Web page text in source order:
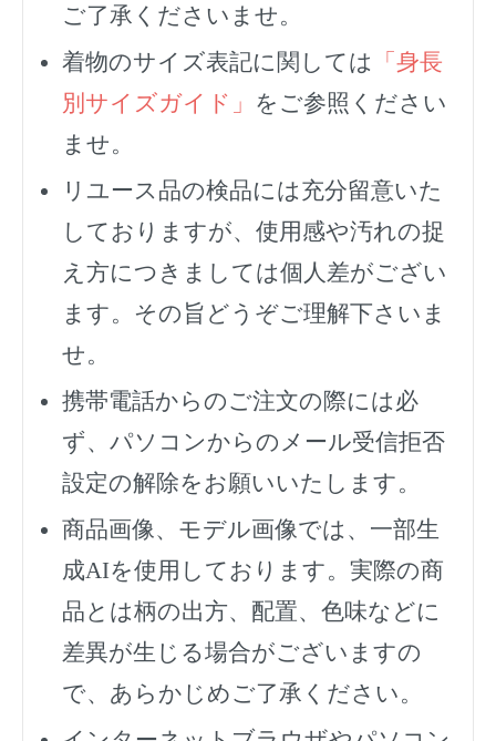
ご了承くださいませ。
着物のサイズ表記に関しては
「身長
別サイズガイド」 をご参照ください
ませ。
リユース品の検品には充分留意いた
しておりますが、使用感や汚れの捉
え方につきましては個人差がござい
ます。その旨どうぞご理解下さいま
せ。
携帯電話からのご注文の際には必
ず、 パソコンからのメール受信拒否
設定の解除をお願いいたします。
商品画像、モデル画像では、一部生
成AIを使用しております。実際の商
品とは柄の出方、配置、色味などに
差異が生じる場合がございますの
で、あらかじめご了承ください。